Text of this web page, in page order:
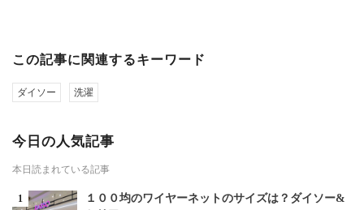
この記事に関連するキーワード
ダイソー 洗濯
今日の人気記事
本日読まれている記事
１００均のワイヤーネットのサイズは？ダイソー&